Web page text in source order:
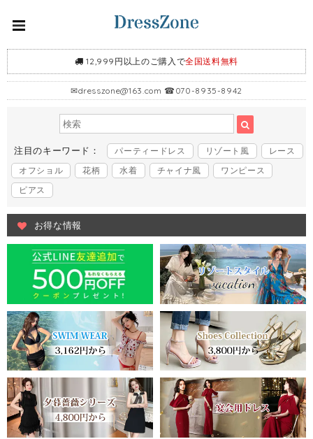
12,999円以上のご購入で全国送料無料
✉dresszone@163.com ☎070-8935-8942
注目のキーワード： パーティードレス リゾート風
レース
オフショル
花柄 水着 チャイナ風
ワンピース
ピアス
お得な情報